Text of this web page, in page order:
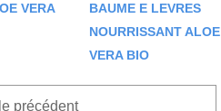
VERA
BAUME E LEVRES
NOURRISSANT ALOE
VERA BIO